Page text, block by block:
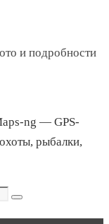
и подробности
ng — GPS-
рыбалки,
Поиск